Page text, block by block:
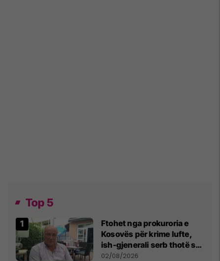
Top 5
Ftohet nga prokuroria e
Kosovës për krime lufte,
ish-gjenerali serb thotë se
dikush e tradhtoi në
02/08/2026